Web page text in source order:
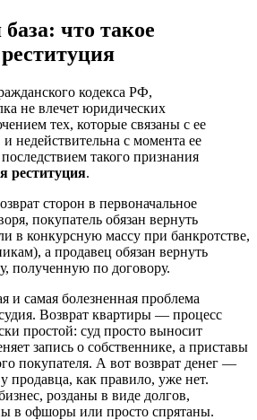
что такое
кодекса РФ,
не влечет юридических
тех, которые связаны с ее
недействительна с момента ее
такого признания
реституция.
сторон в первоначальное
покупатель обязан вернуть
в конкурсную массу при банкротстве,
а продавец обязан вернуть
полученную по договору.
и самая болезненная проблема
Возврат квартиры — процесс
простой: суд просто выносит
запись о собственнике, а приставы
покупателя. А вот возврат денег —
у продавца, как правило, уже нет.
розданы в виде долгов,
в офшоры или просто спрятаны.